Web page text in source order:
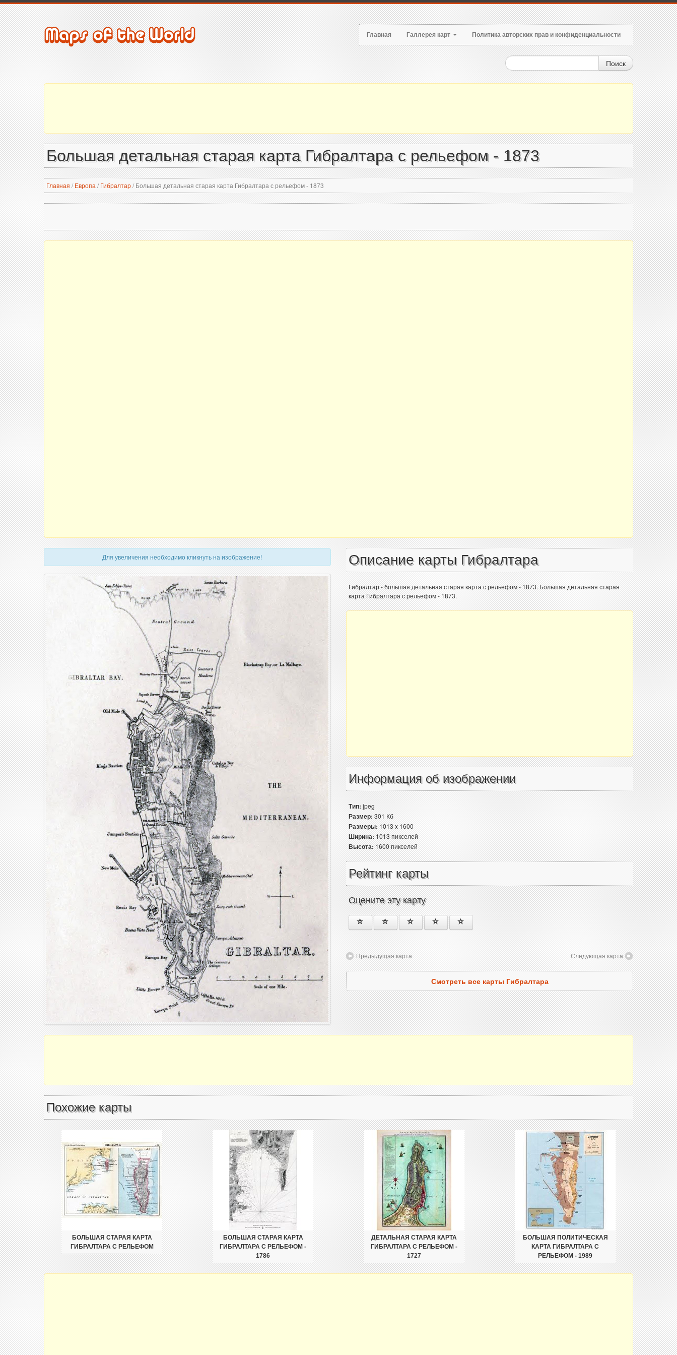
Главная Галлерея карт Политика авторских прав и конфиденциальности
Поиск
Большая детальная старая карта Гибралтара с рельефом - 1873
Главная / Европа / Гибралтар/Большая детальная старая карта Гибралтара с рельефом - 1873
Для увеличения необходимо кликнуть на изображение! Описание карты Гибралтара
Гибралтар - большая детальная старая карта с рельефом - 1873. Большая детальная старая
карта Гибралтара с рельефом - 1873.
Информация об изображении
Тип:jpeg
Размер:301 Кб
Размеры:1013 x 1600
Ширина:1013 пикселей
Высота:1600 пикселей
Рейтинг карты
Оцените эту карту
Предыдущая карта Следующая карта
Смотреть все карты Гибралтара
Похожие карты
БОЛЬШАЯ СТАРАЯ КАРТА
ГИБРАЛТАРА С РЕЛЬЕФОМ
БОЛЬШАЯ СТАРАЯ КАРТА
ГИБРАЛТАРА С РЕЛЬЕФОМ -
1786
ДЕТАЛЬНАЯ СТАРАЯ КАРТА
ГИБРАЛТАРА С РЕЛЬЕФОМ -
1727
БОЛЬШАЯ ПОЛИТИЧЕСКАЯ
КАРТА ГИБРАЛТАРА С
РЕЛЬЕФОМ - 1989